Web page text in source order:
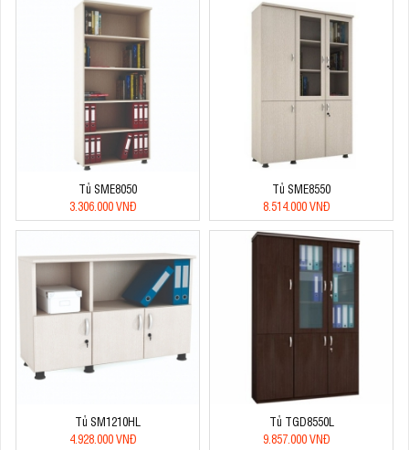
Tủ SME8050
3.306.000 VNĐ
Tủ SME8550
8.514.000 VNĐ
Tủ SM1210HL
4.928.000 VNĐ
Tủ TGD8550L
9.857.000 VNĐ